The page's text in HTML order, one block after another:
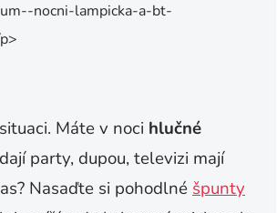
nocni-lampicka-a-bt-
Máte v noci hlučné
party, dupou, televizi mají
Nasaďte si pohodlné špunty